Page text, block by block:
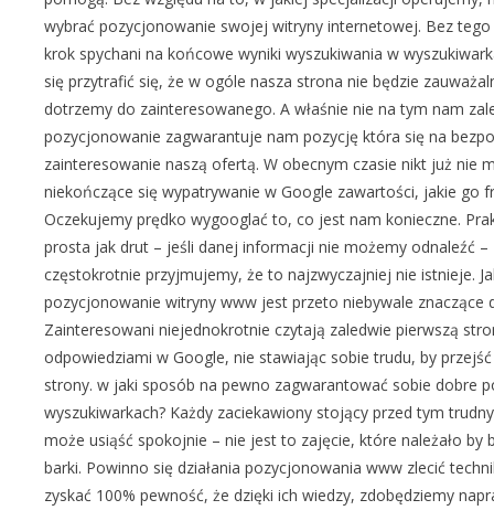
wybrać pozycjonowanie swojej witryny internetowej. Bez
krok spychani na końcowe wyniki wyszukiwania w
się przytrafić się, że w ogóle nasza strona nie będzie
dotrzemy do zainteresowanego. A właśnie nie na tym nam
pozycjonowanie zagwarantuje nam pozycję która się na
zainteresowanie naszą ofertą. W obecnym czasie nikt już nie
niekończące się wypatrywanie w Google zawartości, jakie go
Oczekujemy prędko wygooglać to, co jest nam konieczne.
prosta jak drut – jeśli danej informacji nie możemy odnaleźć –
częstokrotnie przyjmujemy, że to najzwyczajniej nie istnieje.
pozycjonowanie witryny www jest przeto niebywale znaczące
Zainteresowani niejednokrotnie czytają zaledwie pierwszą
odpowiedziami w Google, nie stawiając sobie trudu, by
strony. w jaki sposób na pewno zagwarantować sobie dobre
wyszukiwarkach? Każdy zaciekawiony stojący przed tym
może usiąść spokojnie – nie jest to zajęcie, które należało by
barki. Powinno się działania pozycjonowania www zlecić
zyskać 100% pewność, że dzięki ich wiedzy, zdobędziemy